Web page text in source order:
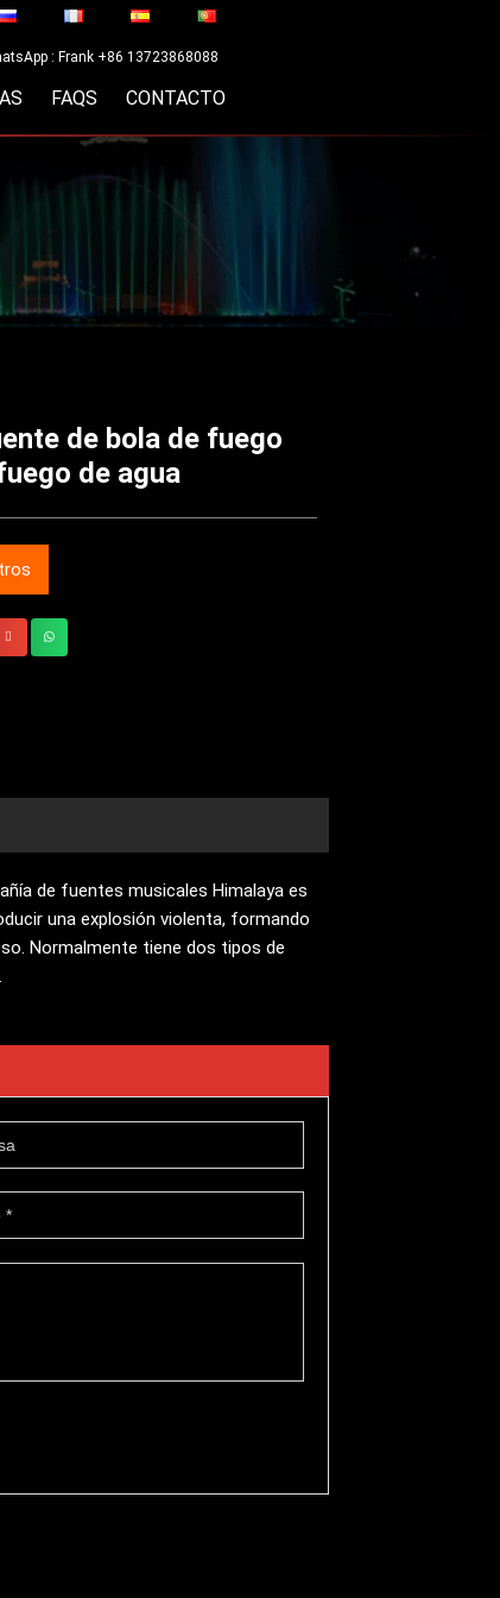
: Frank +86 13723868088
FAQS CONTACTO
de bola de fuego
de agua
de fuentes musicales Himalaya es
una explosión violenta, formando
Normalmente tiene dos tipos de